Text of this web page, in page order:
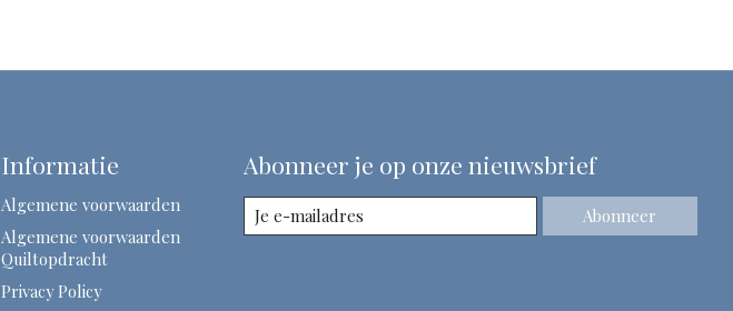
Informatie
Algemene voorwaarden
Algemene voorwaarden
Quiltopdracht
Privacy Policy
Abonneer je op onze nieuwsbrief
Abonneer